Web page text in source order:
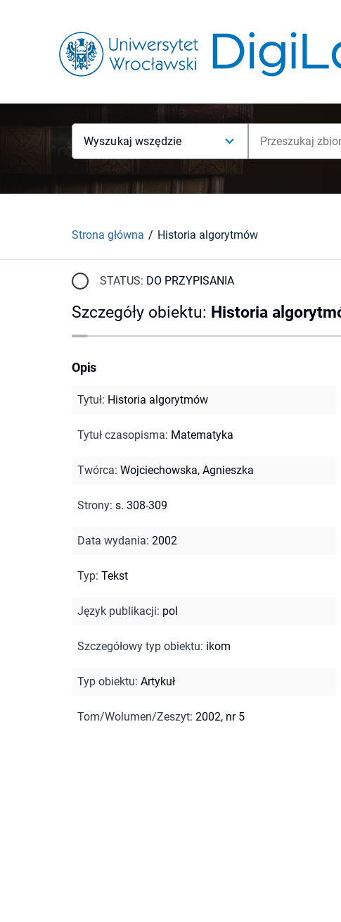
Wyszukaj wszędzie
Strona główna Historia algorytmów
STATUS: DO PRZYPISANIA
Szczegóły obiektu: Historia
Opis
Tytuł: Historia algorytmów
Tytuł czasopisma: Matematyka
Twórca: Wojciechowska, Agnieszka
Strony: s. 308-309
Data wydania: 2002
Typ: Tekst
Język publikacji: pol
Szczegółowy typ obiektu: ikom
Typ obiektu: Artykuł
Tom/Wolumen/Zeszyt: 2002, nr 5